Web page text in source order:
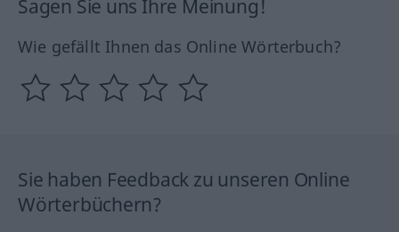
Sagen Sie uns Ihre Meinung!
Wie gefällt Ihnen das Online Wörterbuch?
Sie haben Feedback zu unseren Online
Wörterbüchern?